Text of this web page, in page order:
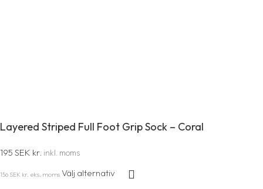
Layered Striped Full Foot Grip Sock – Coral
195 SEK kr. inkl. moms
156 SEK kr. eks. moms Välj alternativ